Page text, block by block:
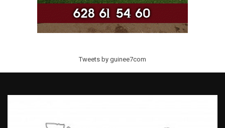
Tweets by guinee7com